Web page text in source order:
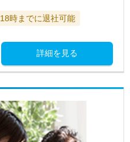
18時までに退社可能
詳細を見る